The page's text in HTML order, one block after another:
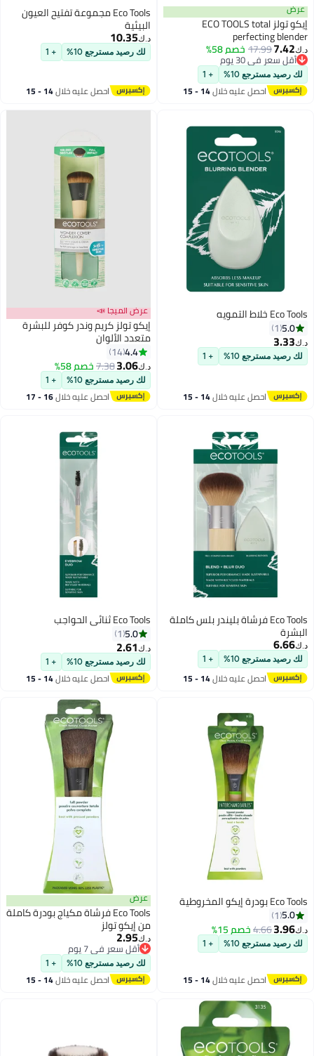
عرض
إيكو تولز ECO TOOLS total
perfecting blender
د.ك‏7.42
17.99 خصم 58%
أقل سعر في 30 يوم
أقل سعر في 30 يوم
لك رصيد مسترجع 10% + 1
احصل عليه خلال 14 - 15
Eco Tools مجموعة تفتيح العيون
البيئية
د.ك‏10.35
لك رصيد مسترجع 10% + 1
احصل عليه خلال 14 - 15
Eco Tools خلاط التمويه
5.0
1
د.ك‏3.33
لك رصيد مسترجع 10% + 1
احصل عليه خلال 14 - 15
عرض الميجا 📣
إيكو تولز كريم وندر كوفر للبشرة
متعدد الألوان
4.4
14
د.ك‏3.06
7.38 خصم 58%
لك رصيد مسترجع 10% + 1
احصل عليه خلال 16 - 17
Eco Tools فرشاة بليندر بلس كاملة
البشرة
د.ك‏6.66
لك رصيد مسترجع 10% + 1
احصل عليه خلال 14 - 15
Eco Tools ثنائي الحواجب
5.0
1
د.ك‏2.61
لك رصيد مسترجع 10% + 1
احصل عليه خلال 14 - 15
Eco Tools بودرة إيكو المخروطية
5.0
1
د.ك‏3.96
4.66 خصم 15%
لك رصيد مسترجع 10% + 1
احصل عليه خلال 14 - 15
عرض
Eco Tools فرشاة مكياج بودرة كاملة
من إيكو تولز
د.ك‏2.95
أقل سعر في 7 يوم
أقل سعر في 7 يوم
لك رصيد مسترجع 10% + 1
احصل عليه خلال 14 - 15